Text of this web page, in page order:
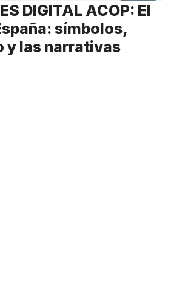
DIGITAL ACOP: El
símbolos,
y las narrativas